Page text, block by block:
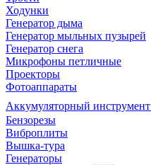
Ходунки
Генератор дыма
Генератор мыльных пузырей
Генератор снега
Микрофоны петличные
Проекторы
Фотоаппараты
Аккумуляторный инструмент
Бензорезы
Виброплиты
Вышка-тура
Генераторы